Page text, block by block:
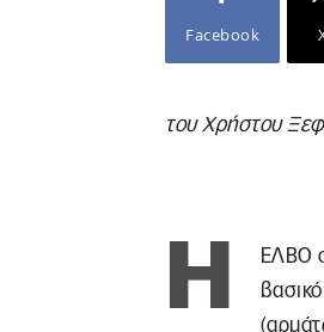
Facebook
του Χρήστου
Η
ΕΛΒΟ